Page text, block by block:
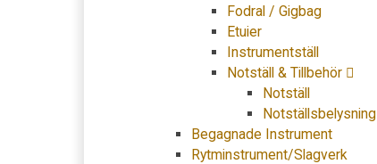
Fodral / Gigbag
Etuier
Instrumentställ
Notställ & Tillbehör
Notställ
Notställsbelysning
Begagnade Instrument
Rytminstrument/Slagverk